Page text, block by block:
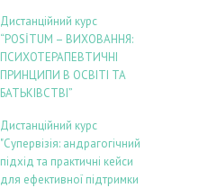
Дистанційний курс
“POSİTUM – ВИХОВАННЯ:
ПСИХОТЕРАПЕВТИЧНІ
ПРИНЦИПИ В ОСВІТІ ТА
БАТЬКІВСТВІ”
Дистанційний курс
"Супервізія: андрагогічний
підхід та практичні кейси
для ефективної підтримки